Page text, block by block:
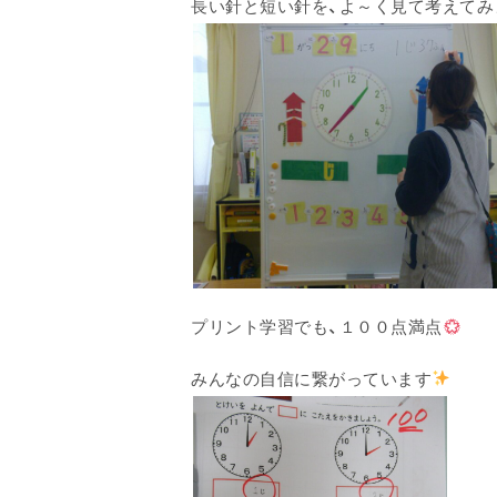
長い針と短い針を、よ～く見て考えて
プリント学習でも、１００点満点
みんなの自信に繋がっています